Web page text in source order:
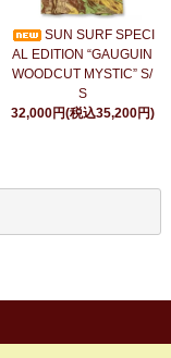
SUN SURF SPECI
AL EDITION “GAUGUIN
WOODCUT MYSTIC” S/
S
32,000円(税込35,200円)